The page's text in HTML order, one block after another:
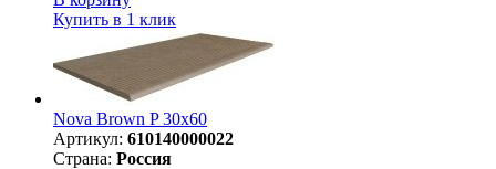
Купить в 1 клик
Nova Brown P 30х60
Артикул: 610140000022
Страна: Россия